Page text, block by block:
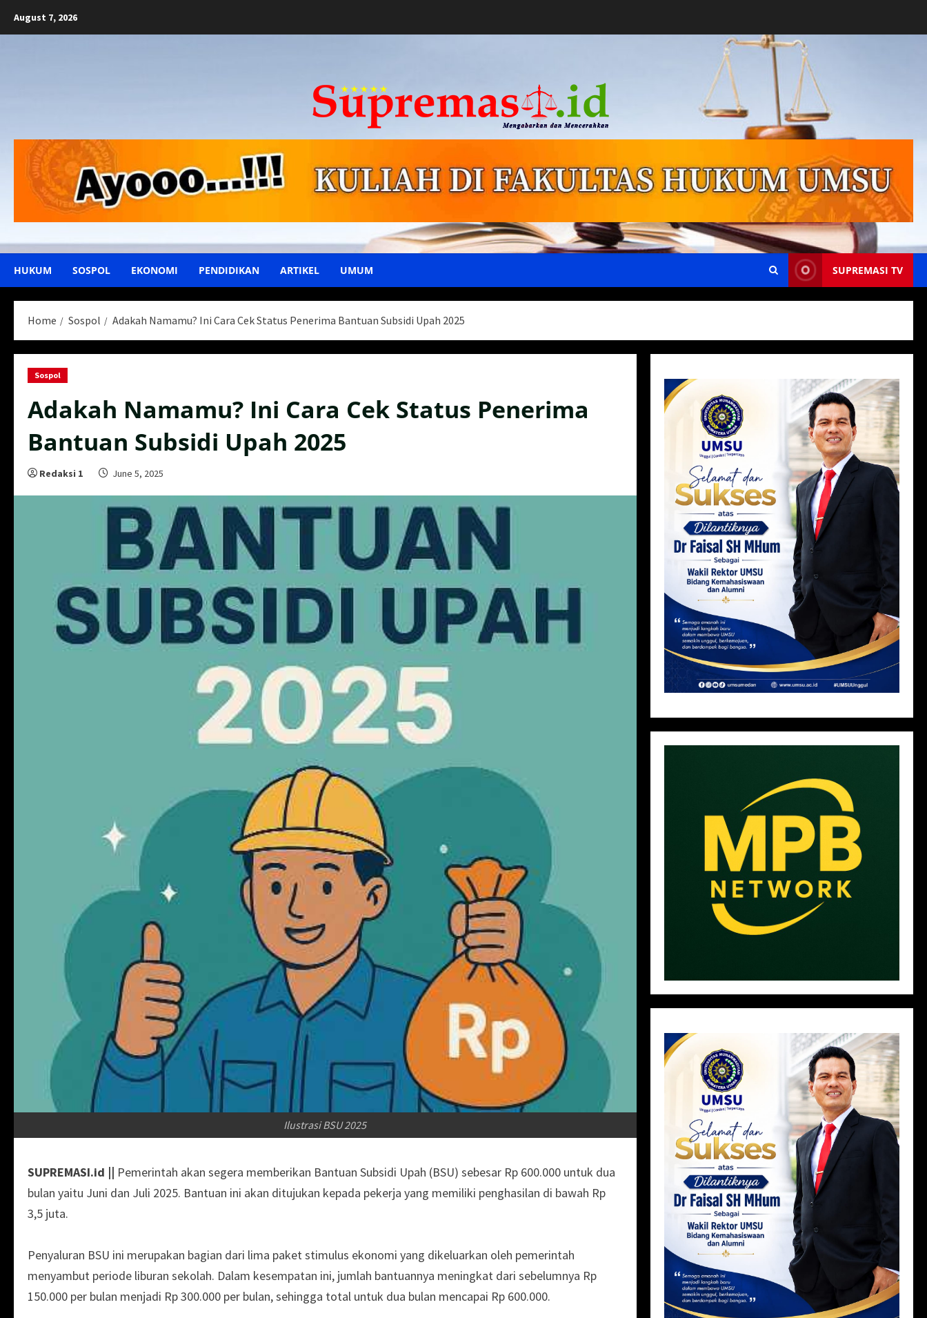
August 7, 2026
HUKUM SOSPOL EKONOMI PENDIDIKAN ARTIKEL UMUM SUPREMASI TV
Home Sospol Adakah Namamu? Ini Cara Cek Status Penerima Bantuan Subsidi Upah 2025
Sospol
Adakah Namamu? Ini Cara Cek Status Penerima
Bantuan Subsidi Upah 2025
Redaksi 1 June 5, 2025
Ilustrasi BSU 2025
SUPREMASI.id || Pemerintah akan segera memberikan Bantuan Subsidi Upah (BSU) sebesar Rp 600.000 untuk dua
bulan yaitu Juni dan Juli 2025. Bantuan ini akan ditujukan kepada pekerja yang memiliki penghasilan di bawah Rp
3,5 juta.
Penyaluran BSU ini merupakan bagian dari lima paket stimulus ekonomi yang dikeluarkan oleh pemerintah
menyambut periode liburan sekolah. Dalam kesempatan ini, jumlah bantuannya meningkat dari sebelumnya Rp
150.000 per bulan menjadi Rp 300.000 per bulan, sehingga total untuk dua bulan mencapai Rp 600.000.